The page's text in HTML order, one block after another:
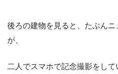
後ろの建物を見ると、たぶん
が、
二人でスマホで記念撮影をして